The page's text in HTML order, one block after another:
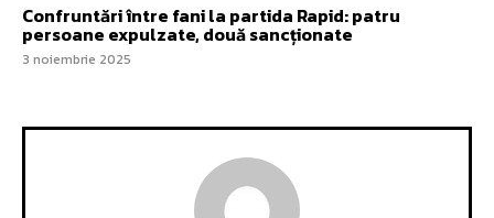
Confruntări între fani la partida Rapid: patru
persoane expulzate, două sancționate
3 noiembrie 2025